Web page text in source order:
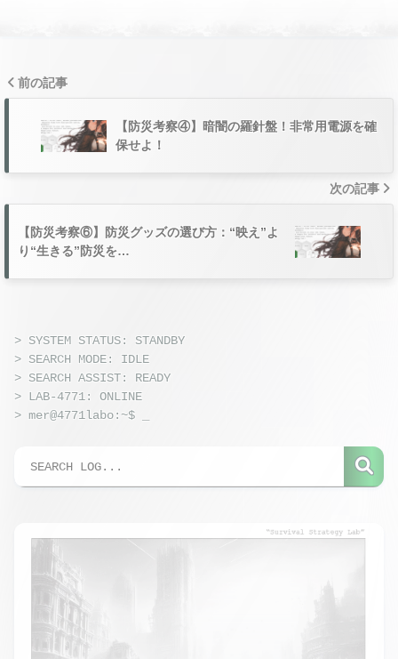
前の記事
【防災考察④】暗闇の羅針盤！非常用電源を確
保せよ！
次の記事
【防災考察⑥】防災グッズの選び方：“映え”よ
り“生きる”防災を…
> SYSTEM STATUS: STANDBY
> SEARCH MODE: IDLE
> SEARCH ASSIST: READY
> LAB-4771: ONLINE
> mer@4771labo:~$